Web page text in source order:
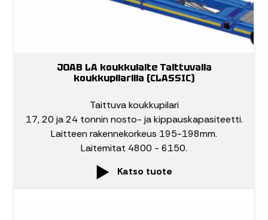
JOAB LA koukkulaite Taittuvalla
koukkupilarilla (CLASSIC)
Taittuva koukkupilari
17, 20 ja 24 tonnin nosto- ja kippauskapasiteetti.
Laitteen rakennekorkeus 195-198mm.
Laitemitat 4800 - 6150.
Katso tuote